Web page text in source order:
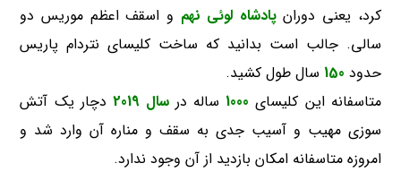
کرد، یعنی دورانپادشاه لوئی نهم و اسقف اعظم موریس دو
سالی. جالب است بدانید که ساخت کلیسای نتردام پاریس
حدود 150 سال طول کشید.
متاسفانه این کلیسای 1000 ساله درسال 2019
دچار یک آتش
سوزی مهیب و آسیب جدی به سقف و مناره آن وارد شد و
امروزه متاسفانه امکان بازدید از آن وجود ندارد.